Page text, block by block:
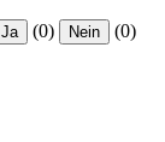
Ja (0) Nein (0)